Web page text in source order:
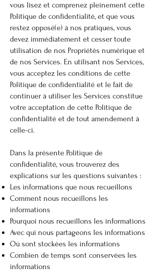
vous lisez et comprenez pleinement cette
Politique de confidentialité, et que vous
restez opposé(e) à nos pratiques, vous
devez immédiatement et cesser toute
utilisation de nos Propriétés numérique et
de nos Services. En utilisant nos Services,
vous acceptez les conditions de cette
Politique de confidentialité et le fait de
continuer à utiliser les Services constitue
votre acceptation de cette Politique de
confidentialité et de tout amendement à
celle-ci.
Dans la présente Politique de
confidentialité, vous trouverez des
explications sur les questions suivantes :
Les informations que nous recueillons
Comment nous recueillons les
informations
Pourquoi nous recueillons les informations
Avec qui nous partageons les informations
Où sont stockées les informations
Combien de temps sont conservées les
informations